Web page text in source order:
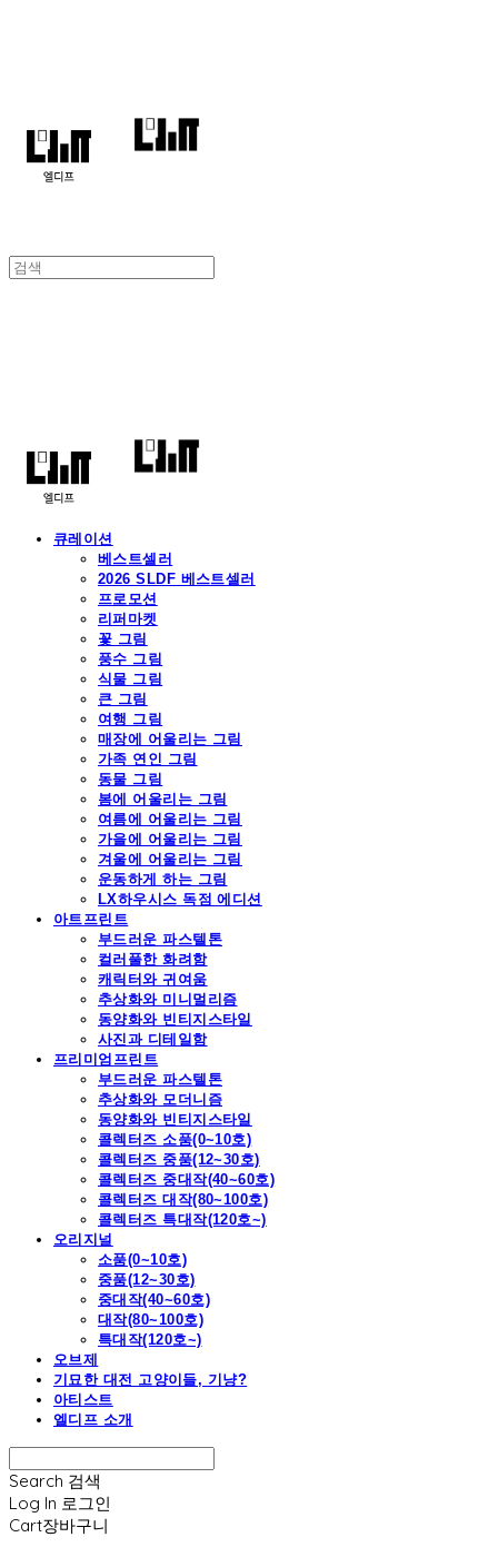
큐레이션
베스트셀러
2026 SLDF 베스트셀러
프로모션
리퍼마켓
꽃 그림
풍수 그림
식물 그림
큰 그림
여행 그림
매장에 어울리는 그림
가족 연인 그림
동물 그림
봄에 어울리는 그림
여름에 어울리는 그림
가을에 어울리는 그림
겨울에 어울리는 그림
운동하게 하는 그림
LX하우시스 독점 에디션
아트프린트
부드러운 파스텔톤
컬러풀한 화려함
캐릭터와 귀여움
추상화와 미니멀리즘
동양화와 빈티지스타일
사진과 디테일함
프리미엄프린트
부드러운 파스텔톤
추상화와 모더니즘
동양화와 빈티지스타일
콜렉터즈 소품(0~10호)
콜렉터즈 중품(12~30호)
콜렉터즈 중대작(40~60호)
콜렉터즈 대작(80~100호)
콜렉터즈 특대작(120호~)
오리지널
소품(0~10호)
중품(12~30호)
중대작(40~60호)
대작(80~100호)
특대작(120호~)
오브제
기묘한 대전 고양이들, 기냥?
아티스트
엘디프 소개
Search 검색
Log In 로그인
Cart장바구니